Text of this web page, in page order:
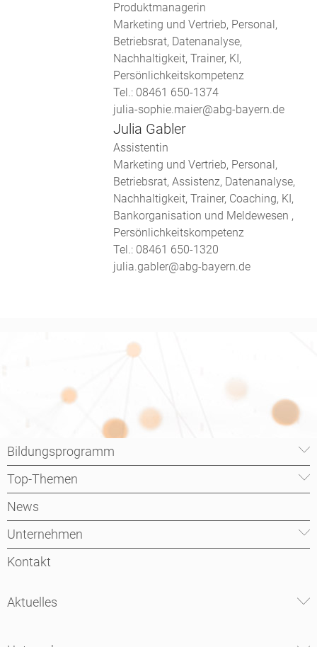
Produktmanagerin
Marketing und Vertrieb, Personal,
Betriebsrat, Datenanalyse,
Nachhaltigkeit, Trainer, KI,
Persönlichkeitskompetenz
Tel.: 08461 650-1374
julia-sophie.maier@abg-bayern.de
Julia Gabler
Assistentin
Marketing und Vertrieb, Personal,
Betriebsrat, Assistenz, Datenanalyse,
Nachhaltigkeit, Trainer, Coaching, KI,
Bankorganisation und Meldewesen ,
Persönlichkeitskompetenz
Tel.: 08461 650-1320
julia.gabler@abg-bayern.de
Bildungsprogramm
Top-Themen
News
Unternehmen
Kontakt
Aktuelles